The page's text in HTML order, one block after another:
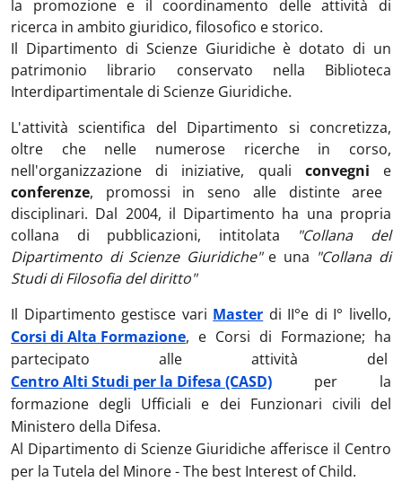
la promozione e il coordinamento delle attività di
ricerca in ambito giuridico, filosofico e storico.
Il Dipartimento di Scienze Giuridiche è dotato di un
patrimonio librario conservato nella Biblioteca
Interdipartimentale di Scienze Giuridiche.
L'attività scientifica del Dipartimento si concretizza,
oltre che nelle numerose ricerche in corso,
nell'organizzazione di iniziative, quali convegni e
conferenze, promossi in seno alle distinte aree
disciplinari. Dal 2004, il Dipartimento ha una propria
collana di pubblicazioni, intitolata
"Collana del
Dipartimento di Scienze Giuridiche" e una "Collana di
Studi di Filosofia del diritto"
Il Dipartimento gestisce vari Master di II°e di I° livello,
Corsi di Alta Formazione, e Corsi di Formazione; ha
partecipato alle attività del
Centro Alti Studi per la Difesa (CASD) per la
formazione degli Ufficiali e dei Funzionari civili del
Ministero della Difesa.
Al Dipartimento di Scienze Giuridiche afferisce il Centro
per la Tutela del Minore - The best Interest of Child.